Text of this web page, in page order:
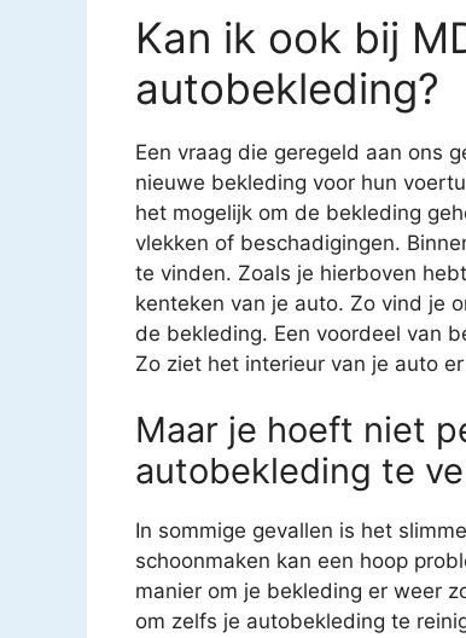
Kan ik ook bij
autobekleding?
Een vraag die geregeld aan ons
nieuwe bekleding voor hun
het mogelijk om de bekleding
vlekken of beschadigingen.
te vinden. Zoals je hierboven
kenteken van je auto. Zo vind je
de bekleding. Een voordeel van
Zo ziet het interieur van je auto
Maar je hoeft niet
autobekleding te
In sommige gevallen is het
schoonmaken kan een hoop
manier om je bekleding er weer
om zelfs je autobekleding te